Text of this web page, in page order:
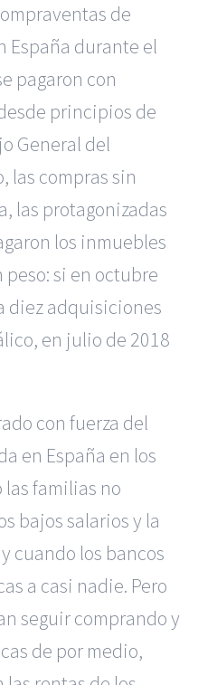
de
España durante el
pagaron con
principios de
General del
las compras sin
las protagonizadas
los inmuebles
si en octubre
diez adquisiciones
en julio de 2018
con fuerza del
en España en los
familias no
bajos salarios y la
cuando los bancos
a casi nadie. Pero
seguir comprando y
de por medio,